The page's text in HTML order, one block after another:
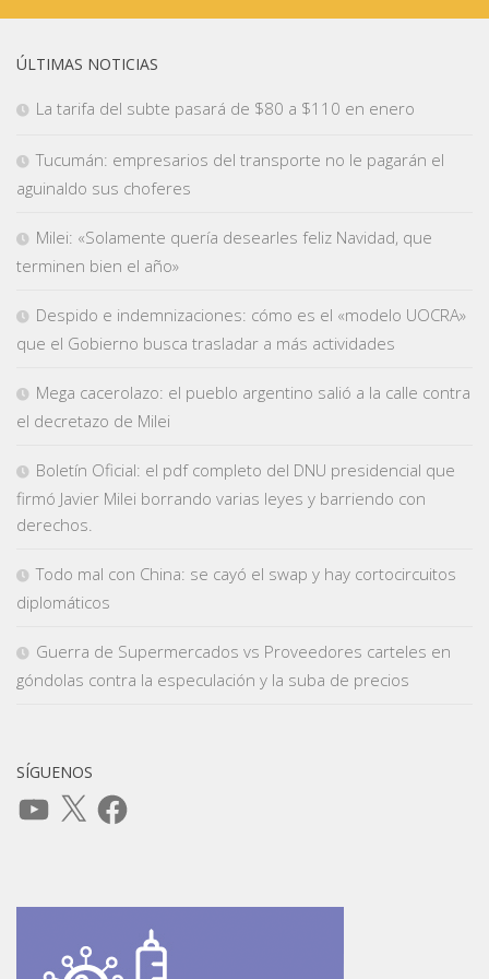
ÚLTIMAS NOTICIAS
La tarifa del subte pasará de $80 a $110 en enero
Tucumán: empresarios del transporte no le pagarán el
aguinaldo sus choferes
Milei: «Solamente quería desearles feliz Navidad, que
terminen bien el año»
Despido e indemnizaciones: cómo es el «modelo UOCRA»
que el Gobierno busca trasladar a más actividades
Mega cacerolazo: el pueblo argentino salió a la calle contra
el decretazo de Milei
Boletín Oficial: el pdf completo del DNU presidencial que
firmó Javier Milei borrando varias leyes y barriendo con
derechos.
Todo mal con China: se cayó el swap y hay cortocircuitos
diplomáticos
Guerra de Supermercados vs Proveedores carteles en
góndolas contra la especulación y la suba de precios
SÍGUENOS
YouTube
X Facebook